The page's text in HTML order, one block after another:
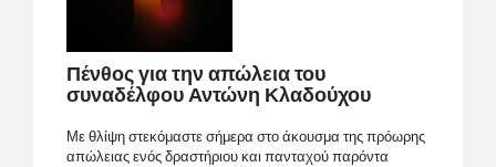
Πένθος για την απώλεια του
συναδέλφου Αντώνη Κλαδούχου
Με θλίψη στεκόμαστε σήμερα στο άκουσμα της πρόωρης
απώλειας ενός δραστήριου και πανταχού παρόντα